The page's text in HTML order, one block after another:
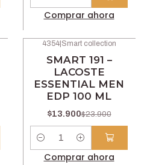
Comprar ahora
4354| Smart collection
SMART 191 –
LACOSTE
ESSENTIAL MEN
EDP 100 ML
$13.900$23.900
Cantidad
Comprar ahora